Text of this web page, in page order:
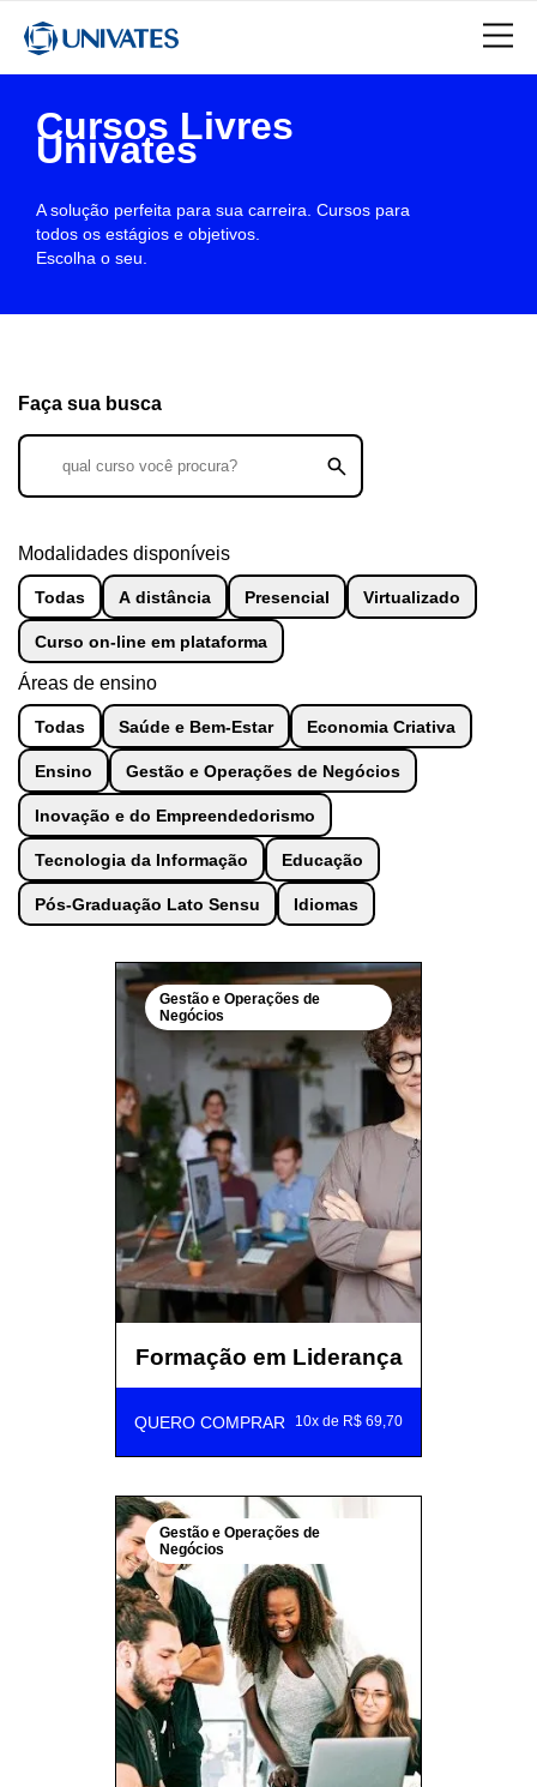
Cursos Livres
Univates
A solução perfeita para sua carreira. Cursos para
todos os estágios e objetivos.
Escolha o seu.
Faça sua busca
Modalidades disponíveis
Todas A distância Presencial Virtualizado
Curso on-line em plataforma
Áreas de ensino
Todas Saúde e Bem-Estar Economia Criativa
Ensino Gestão e Operações de Negócios
Inovação e do Empreendedorismo
Tecnologia da Informação Educação
Pós-Graduação Lato Sensu Idiomas
Gestão e Operações de
Negócios
Formação em Liderança
QUERO COMPRAR 10x de R$ 69,70
Gestão e Operações de
Negócios